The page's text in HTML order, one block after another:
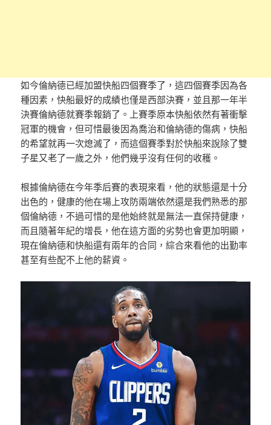
如今倫納德已經加盟快船四個賽季了，這四個賽季因為各
種因素，快船最好的成績也僅是西部決賽，並且那一年半
決賽倫納德就賽季報銷了。上賽季原本快船依然有著衝擊
冠軍的機會，但可惜最後因為喬治和倫納德的傷病，快船
的希望就再一次熄滅了，而這個賽季對於快船來說除了雙
子星又老了一歲之外，他們幾乎沒有任何的收穫。
根據倫納德在今年季后賽的表現來看，他的狀態還是十分
出色的，健康的他在場上攻防兩端依然還是我們熟悉的那
個倫納德，不過可惜的是他始終就是無法一直保持健康，
而且隨著年紀的增長，他在這方面的劣勢也會更加明顯，
現在倫納德和快船還有兩年的合同，綜合來看他的出勤率
甚至有些配不上他的薪資。